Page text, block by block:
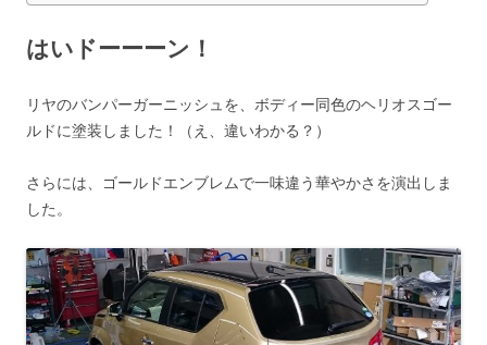
はいドーーーン！
リヤのバンパーガーニッシュを、ボディー同色のヘリオスゴー
ルドに塗装しました！（え、違いわかる？）
さらには、ゴールドエンブレムで一味違う華やかさを演出しま
した。